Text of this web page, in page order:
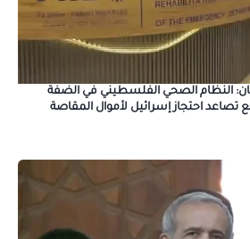
النظام الصحي الفلسطيني في الضفة
تصاعد احتجاز إسرائيل لأموال المقاصة